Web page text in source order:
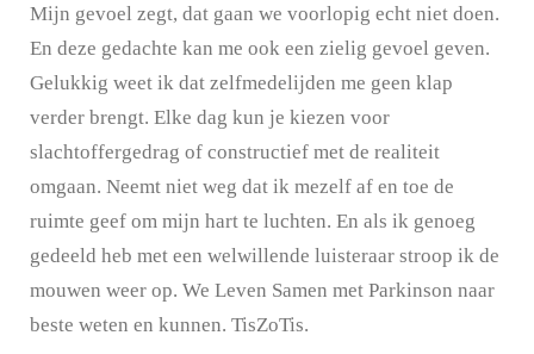
Mijn gevoel zegt, dat gaan we voorlopig echt niet doen.
En deze gedachte kan me ook een zielig gevoel geven.
Gelukkig weet ik dat zelfmedelijden me geen klap
verder brengt. Elke dag kun je kiezen voor
slachtoffergedrag of constructief met de realiteit
omgaan. Neemt niet weg dat ik mezelf af en toe de
ruimte geef om mijn hart te luchten. En als ik genoeg
gedeeld heb met een welwillende luisteraar stroop ik de
mouwen weer op. We Leven Samen met Parkinson naar
beste weten en kunnen. TisZoTis.